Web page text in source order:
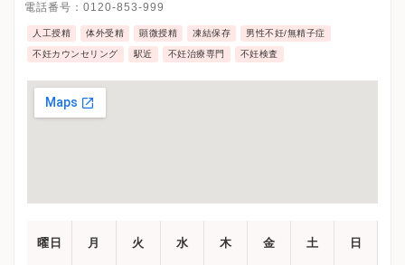
電話番号： 0120-853-999
人工授精 体外受精 顕微授精 凍結保存 男性不妊/無精子症
不妊カウンセリング 駅近 不妊治療専門 不妊検査
曜日 月 火 水 木 金 土 日